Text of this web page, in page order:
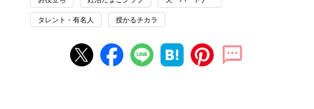
タレント・有名人 授かるチカラ